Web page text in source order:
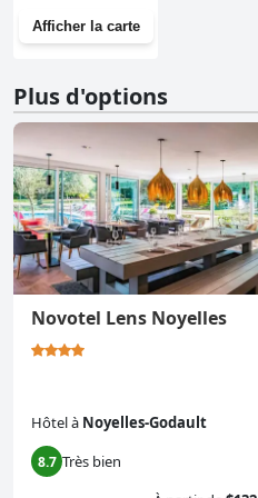
Afficher la carte
Plus d'options
Novotel Lens Noyelles
Hôtelà Noyelles-Godault
8.7 Très bien